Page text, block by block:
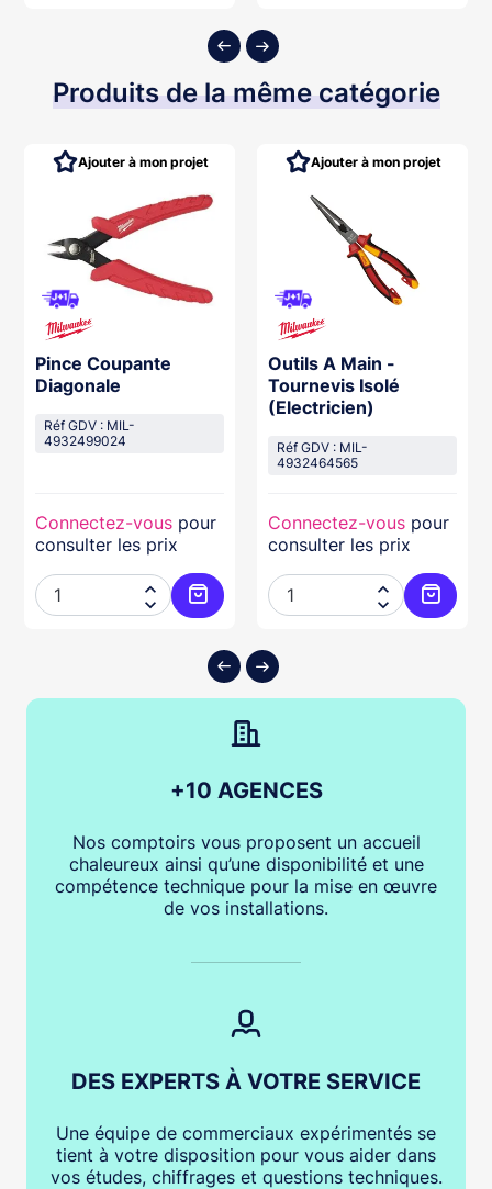
Produits de la même catégorie
au panier
Pince Coupante
Diagonale
Réf GDV : MIL-
4932499024
Connectez-vous pour
consulter les prix


Ajouter au panier
Ajouter à mon projet
Outils A Main -
Tournevis Isolé
(Electricien)
Réf GDV : MIL-
4932464565
Connectez-vous pour
consulter les prix


Ajouter à mon projet
+10 AGENCES
Nos comptoirs vous proposent un accueil
chaleureux ainsi qu’une disponibilité et une
compétence technique pour la mise en œuvre
de vos installations.
DES EXPERTS À VOTRE SERVICE
Une équipe de commerciaux expérimentés se
tient à votre disposition pour vous aider dans
vos études, chiffrages et questions techniques.